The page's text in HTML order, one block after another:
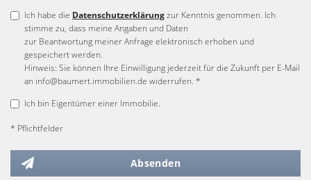
Ich habe die Datenschutzerklärungzur Kenntnis genommen. Ich
stimme zu, dass meine Angaben und Daten
zur Beantwortung meiner Anfrage elektronisch erhoben und
gespeichert werden.
Hinweis: Sie können Ihre Einwilligung jederzeit für die Zukunft per E-Mail
an info@baumert.immobilien.de widerrufen. *
Ich bin Eigentümer einer Immobilie.
* Pflichtfelder
Absenden